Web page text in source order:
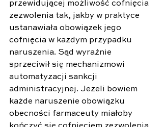
przewidującej możliwość cofnięcia
zezwolenia tak, jakby w praktyce
ustanawiała obowiązek jego
cofnięcia w każdym przypadku
naruszenia. Sąd wyraźnie
sprzeciwił się mechanizmowi
automatyzacji sankcji
administracyjnej. Jeżeli bowiem
każde naruszenie obowiązku
obecności farmaceuty miałoby